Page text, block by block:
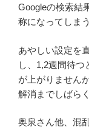
Googleの検索結
称になってしまう
あやしい設定を
し、1,2週間待
が上がりません
解消までしばら
奥泉さん他、混